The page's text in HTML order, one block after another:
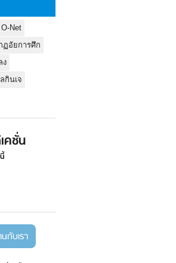
Net
ฏอัยการศึก
ง
กินเจ
คชั่น
กับเรา